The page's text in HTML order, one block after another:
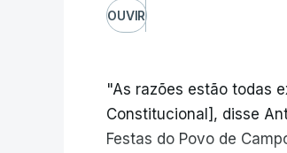
OUVIR
"As razões estão todas
Constitucional], disse
Festas do Povo de